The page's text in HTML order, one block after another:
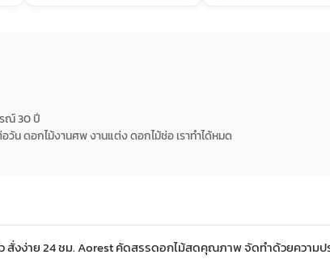
ณ์ 30 ปี
น ดอกไม้งานศพ งานแต่ง ดอกไม้ช่อ เราทำได้หมด
สั่งง่าย 24 ชม. Aorest คัดสรรดอกไม้สดคุณภาพ จัดทำด้วยควา